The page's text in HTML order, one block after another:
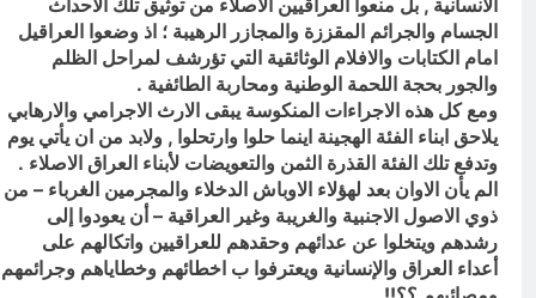
الانسانية , بل منعوا العراقيين الاصلاء من توثيق تلك الاحداث
الجسام والجرائم المقززة والمجازر الرهيبة ؛ اذ وضعوا العراقيل
امام الكتابات والافلام الوثائقية التي تؤرشف لمراحل الظلم
والجور بحجة اللحمة الوطنية ومحاربة الطائفية .
ومع كل هذه الاجراءات المنكوسة يبقى الارث الاجرامي والارهابي
يلاحق ابناء الفئة الهجينة اينما حلوا وارتحلوا , ولابد من ان يأتي يوم
وتدفع تلك الفئة القذرة الثمن والتعويضات لأبناء العراق الاصلاء .
الم يأن الاوان بعد لهؤلاء الاوباش الدخلاء والمجرمين الغرباء – من
ذوي الاصول الاجنبية والغريبة وغير العراقية – أن يعودوا إلى
رشدهم ويتخلوا عن عدائهم وحقدهم للعراقيين واتكالهم على
أعداء العراق والإنسانية ويعترفوا ب اخطائهم وخطاياهم وجرائمهم